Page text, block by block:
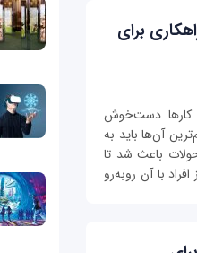
برای
کارها دست‌خوش
آن‌ها باید به
باعث شد تا
با آن روبه‌رو